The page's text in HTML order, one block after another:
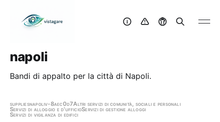
napoli
Bandi di appalto per la città di Napoli.
suppliesnapoliv-8aec0d7Altri servizi di comunità, sociali e personali
Servizi di alloggio e d'ufficioServizi di gestione alloggi
Servizi di vigilanza di edifici